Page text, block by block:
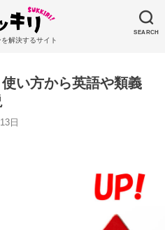
SEARCH
解決するサイト
使い方から英語や類義
日